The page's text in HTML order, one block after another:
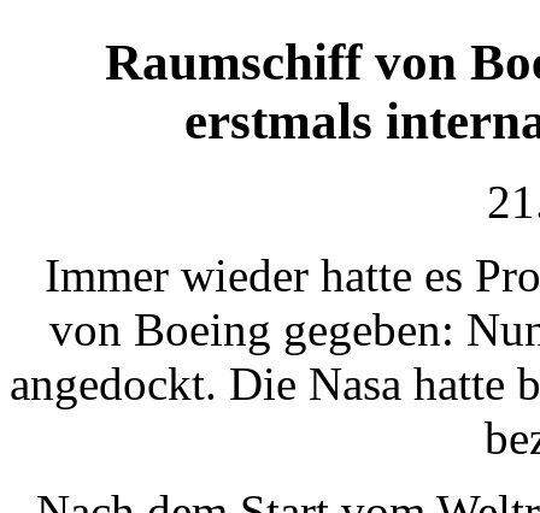
Raumschiff von
erstmals
Immer wieder hatte es
von Boeing gegeben:
angedockt. Die Nasa hatte